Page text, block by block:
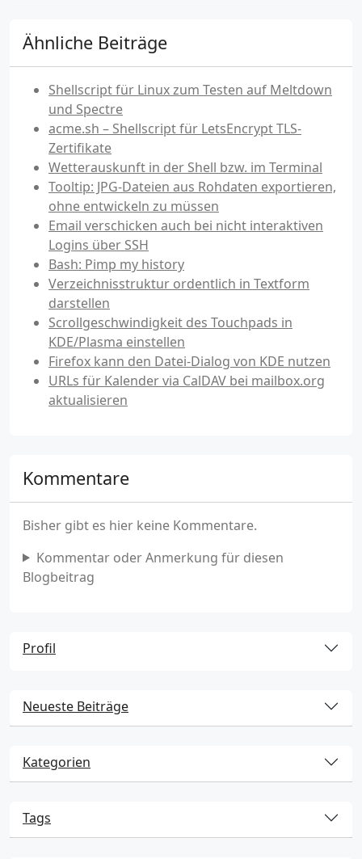
Ähnliche Beiträge
Shellscript für Linux zum Testen auf Meltdown
und Spectre
acme.sh – Shellscript für LetsEncrypt TLS-
Zertifikate
Wetterauskunft in der Shell bzw. im Terminal
Tooltip: JPG-Dateien aus Rohdaten exportieren,
ohne entwickeln zu müssen
Email verschicken auch bei nicht interaktiven
Logins über SSH
Bash: Pimp my history
Verzeichnisstruktur ordentlich in Textform
darstellen
Scrollgeschwindigkeit des Touchpads in
KDE/Plasma einstellen
Firefox kann den Datei-Dialog von KDE nutzen
URLs für Kalender via CalDAV bei mailbox.org
aktualisieren
Kommentare
Bisher gibt es hier keine Kommentare.
Kommentar oder Anmerkung für diesen
Blogbeitrag
Profil
Neueste Beiträge
Kategorien
Tags